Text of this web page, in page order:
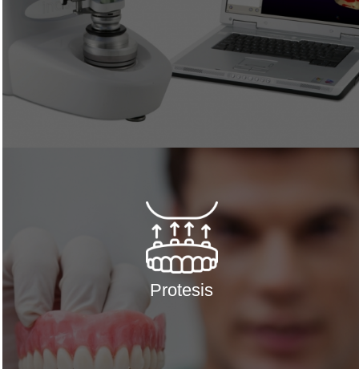
Protesis